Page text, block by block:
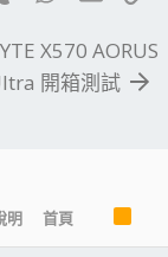
X570 AORUS
開箱測試
明 首頁
R
S
S